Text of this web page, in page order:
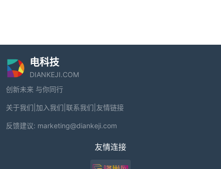
电科技
DIANKEJI.COM
创新未来 与你同行
关于我们 加入我们 联系我们 友情链接
反馈建议: marketing@diankeji.com
友情连接